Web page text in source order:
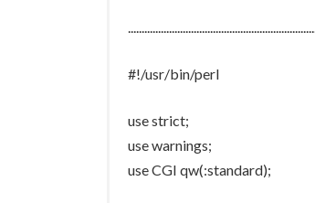
#!/usr/bin/perl
use strict;
use warnings;
use CGI qw(:standard);